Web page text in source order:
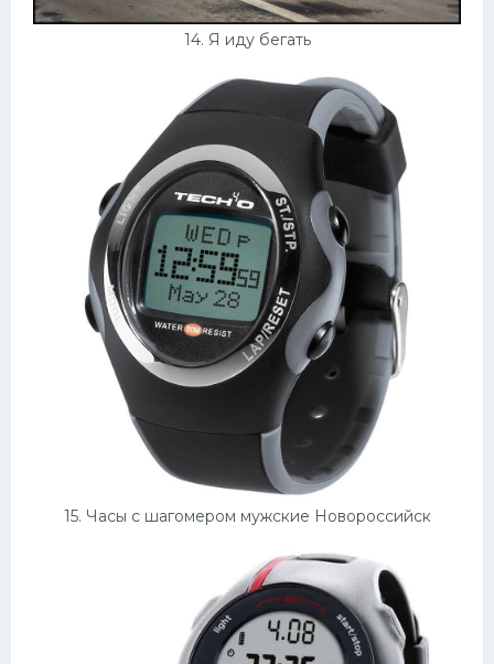
14. Я иду бегать
15. Часы с шагомером мужские Новороссийск